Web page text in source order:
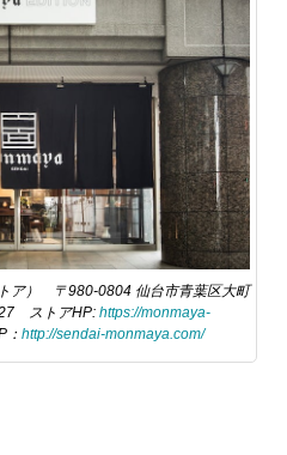
ア） 〒980-0804 仙台市青葉区大町
ストアHP: https://monmaya-
http://sendai-monmaya.com/